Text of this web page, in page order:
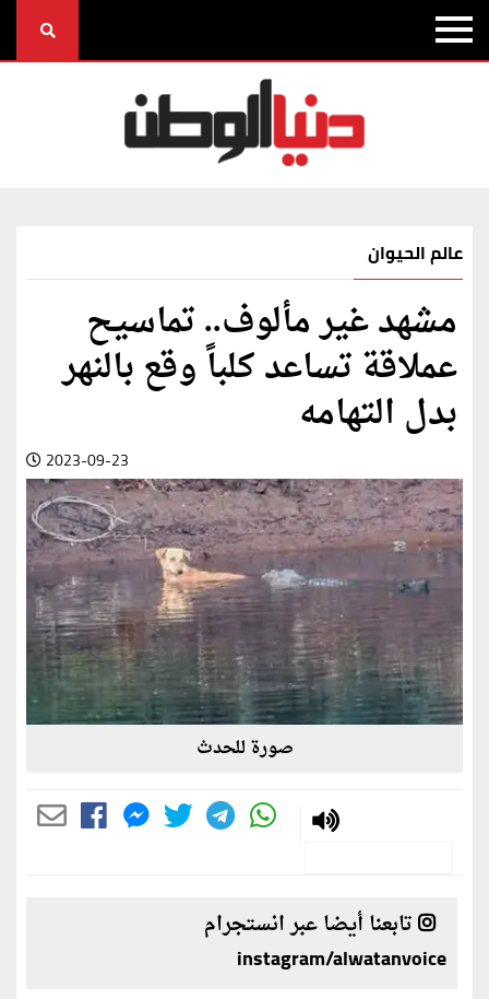
عالم الحيوان
مشهد غير مألوف.. تماسيح
عملاقة تساعد كلباً وقع بالنهر
بدل التهامه
2023-09-23
صورة للحدث
تابعنا أيضا عبر انستجرام
instagram/alwatanvoice